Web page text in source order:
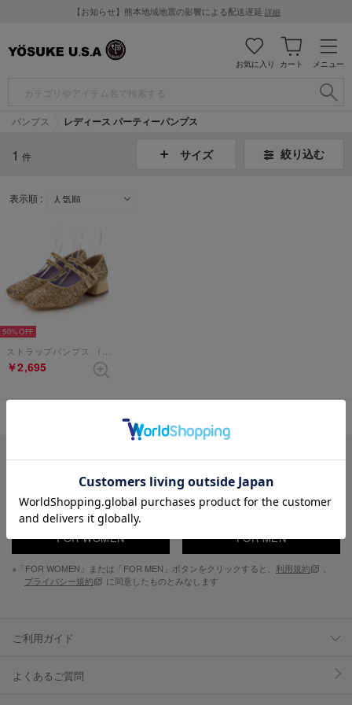
【お知らせ】熊本地域地震の影響による配送遅延 詳細
メニュー
カート
お気に入り
パンプス レディース パーティーパンプス
1 件 サイズ 絞り込む
表示順 :
50%
￥2,695
FOR WOMEN FOR MEN
※「FOR WOMEN」または「FOR MEN」ボタンをクリックすると、 利用規約
プライバシー規約
に同意したものとみなします
ご利用ガイド
よくあるご質問